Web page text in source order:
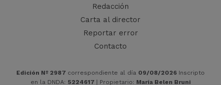
Redacción
Carta al director
Reportar error
Contacto
Edición Nº 2987 correspondiente al día 09/08/2026 Inscripto
en la DNDA: 5224617 | Propietario: María Belen Bruni